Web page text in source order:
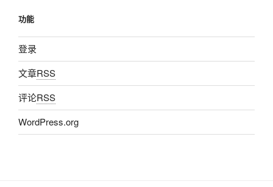
功能
登录
文章RSS
评论RSS
WordPress.org